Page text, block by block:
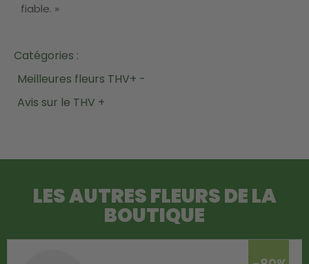
fiable. »
Catégories :
Meilleures fleurs THV+ -
Avis sur le THV +
LES AUTRES FLEURS DE LA
BOUTIQUE